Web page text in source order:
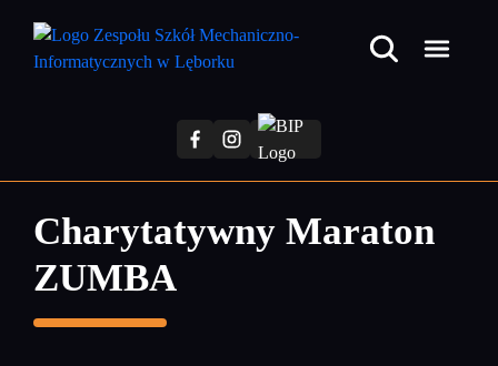
treści
Charytatywny Maraton
ZUMBA